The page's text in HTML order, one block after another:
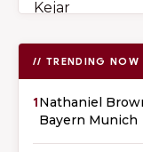
// TRENDING NOW
1Nathaniel
Bayern Munich